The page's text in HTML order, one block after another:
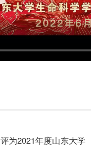
为2021年度山东大学